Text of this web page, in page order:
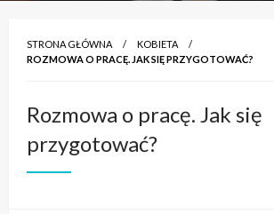
STRONA GŁÓWNA
KOBIETA
ROZMOWA O PRACĘ. JAK SIĘ PRZYGOTOWAĆ?
Rozmowa o pracę. Jak się
przygotować?